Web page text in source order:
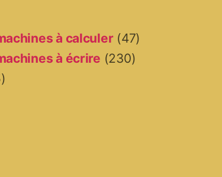
à calculer(47)
à écrire (230)